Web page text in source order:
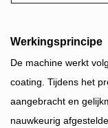
Werkingsprincipe
De machine werkt
coating. Tijdens het
aangebracht en
nauwkeurig